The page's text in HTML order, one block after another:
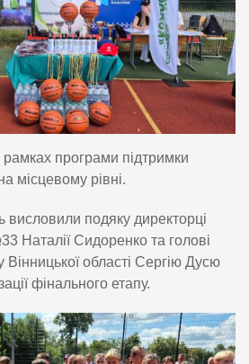
програми підтримки
місцевому рівні.
висловили подяку директорці
Наталії Сидоренко та голові
Вінницької області Сергію Дусю
фінального етапу.